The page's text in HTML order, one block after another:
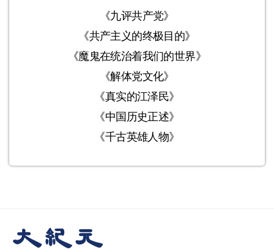
《九评共产党》
《共产主义的终极目的》
《魔鬼在统治着我们的世界》
《解体党文化》
《真实的江泽民》
《中国历史正述》
《千古英雄人物》